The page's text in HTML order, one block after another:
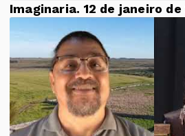
Imaginaria. 12 de janeiro